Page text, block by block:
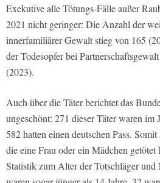
Exekutive alle Tötungs-Fälle außer
2021 nicht geringer: Die Anzahl der
innerfamiliärer Gewalt stieg von 165
der Todesopfer bei
(2023).
Auch über die Täter berichtet das
ungeschönt: 271 dieser Täter waren im
582 hatten einen deutschen Pass.
die eine Frau oder ein Mädchen
Statistik zum Alter der Totschläger